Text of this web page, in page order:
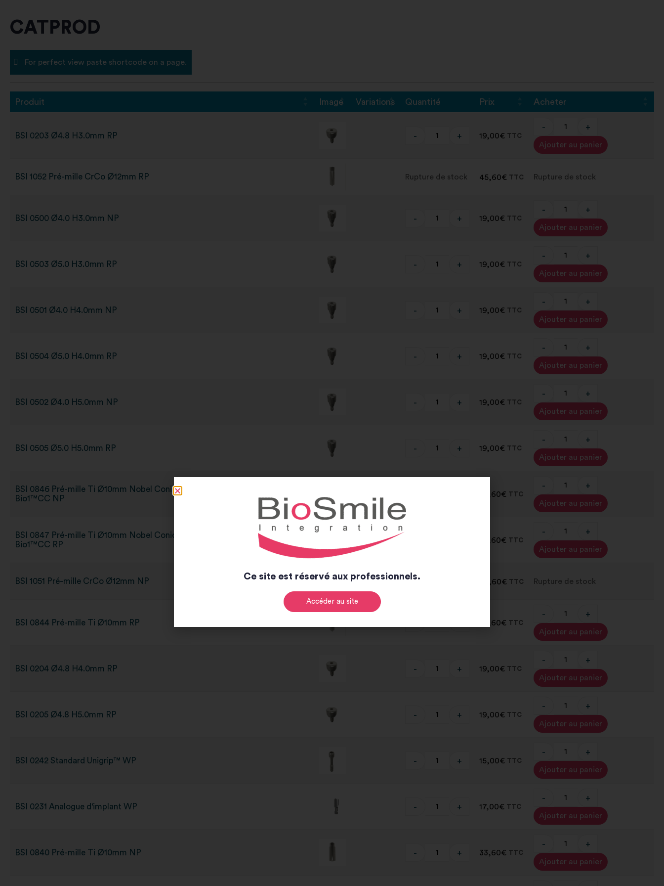
CATPROD
For perfect view paste shortcode on a page.
Produit Image Variations Quantité Prix Acheter
BSI 0203 Ø4.8 H3.0mm RP - + 19,00€ TTC
- +
Ajouter au panier
Alternative:
BSI 1052 Pré-mille CrCo Ø12mm RP Rupture de stock 45,60€ TTC Rupture de stock
BSI 0500 Ø4.0 H3.0mm NP - + 19,00€ TTC
- +
Ajouter au panier
Alternative:
BSI 0503 Ø5.0 H3.0mm RP - + 19,00€ TTC
- +
Ajouter au panier
Alternative:
BSI 0501 Ø4.0 H4.0mm NP - + 19,00€ TTC
- +
Ajouter au panier
Alternative:
BSI 0504 Ø5.0 H4.0mm RP - + 19,00€ TTC
- +
Ajouter au panier
Alternative:
BSI 0502 Ø4.0 H5.0mm NP - + 19,00€ TTC
- +
Ajouter au panier
Alternative:
BSI 0505 Ø5.0 H5.0mm RP - + 19,00€ TTC
- +
Ajouter au panier
Alternative:
BSI 0846 Pré-mille Ti Ø10mm Nobel Conical Connection compatible &
Bio1™CC NP
33,60€ TTC
- +
Ajouter au panier
Alternative:
BSI 0847 Pré-mille Ti Ø10mm Nobel Conical Connection compatible &
Bio1™CC RP
33,60€ TTC
- +
Ajouter au panier
Alternative:
BSI 1051 Pré-mille CrCo Ø12mm NP Rupture de stock 45,60€ TTC Rupture de stock
BSI 0844 Pré-mille Ti Ø10mm RP 33,60€ TTC
- +
Ajouter au panier
Alternative:
BSI 0204 Ø4.8 H4.0mm RP - + 19,00€ TTC
- +
Ajouter au panier
Alternative:
BSI 0205 Ø4.8 H5.0mm RP - + 19,00€ TTC
- +
Ajouter au panier
Alternative:
BSI 0242 Standard Unigrip™ WP - + 15,00€ TTC
- +
Ajouter au panier
Alternative:
BSI 0231 Analogue d'implant WP - + 17,00€ TTC
- +
Ajouter au panier
Alternative:
BSI 0840 Pré-mille Ti Ø10mm NP - + 33,60€ TTC
- +
Ajouter au panier
Alternative:
Ce site est réservé aux professionnels.
Accéder au site